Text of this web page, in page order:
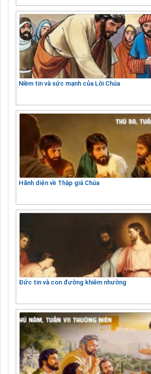
Niềm tin và sức mạnh của Lời Chúa
Hãnh diện về Thập giá Chúa
Đức tin và con đường khiêm nhường